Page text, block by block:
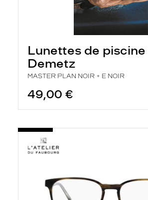
Lunettes de piscine
Demetz
MASTER PLAN NOIR + E NOIR
49,00 €